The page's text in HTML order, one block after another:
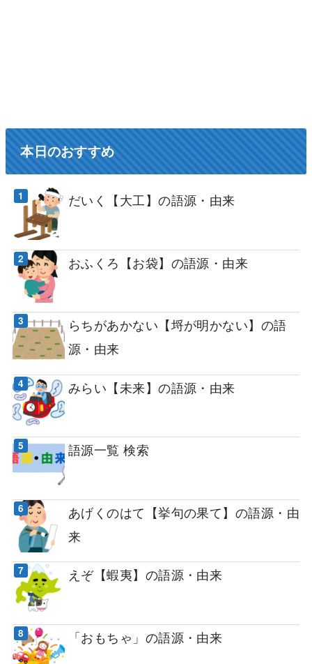
本日のおすすめ
だいく【大工】の語源・由来
おふくろ【お袋】の語源・由来
らちがあかない【埒が明かない】の語
源・由来
みらい【未来】の語源・由来
語源一覧 検索
あげくのはて【挙句の果て】の語源・由
来
えぞ【蝦夷】の語源・由来
「おもちゃ」の語源・由来